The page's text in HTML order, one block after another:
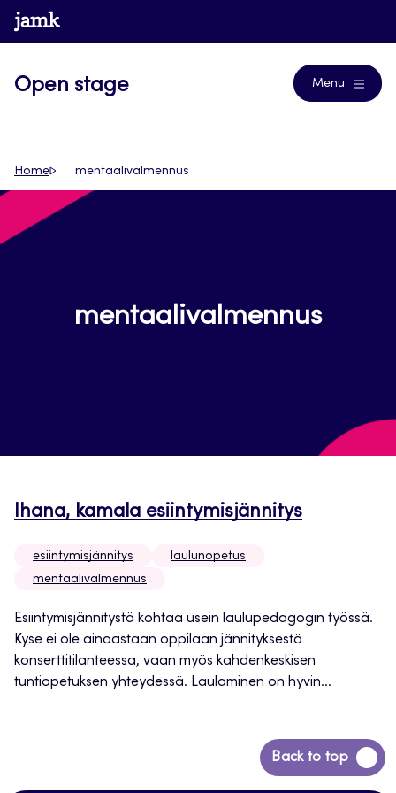
Siirry
suoraan
www.jamk.fi
Open stage Menu
Home mentaalivalmennus
mentaalivalmennus
Ihana, kamala esiintymisjännitys
esiintymisjännitys
laulunopetus
mentaalivalmennus
Esiintymisjännitystä kohtaa usein laulupedagogin työssä.
Kyse ei ole ainoastaan oppilaan jännityksestä
konserttitilanteessa, vaan myös kahdenkeskisen
tuntiopetuksen yhteydessä. Laulaminen on hyvin...
Back to top
Siirry
takaisin